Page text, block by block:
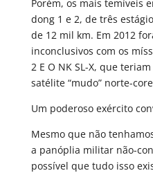
Porém, os mais temíveis
dong 1 e 2, de três
de 12 mil km. Em 2012
inconclusivos com os
2 E O NK SL-X, que
satélite “mudo” norte-
Um poderoso exército
Mesmo que não
a panóplia militar não-
possível que tudo isso